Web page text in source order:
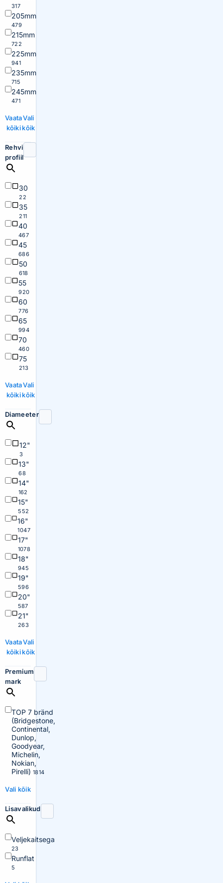
317
205mm
479
215mm
722
225mm
941
235mm
715
245mm
471
Vaata
kõiki
Vali
kõik
Rehvi
profiil
30
22
35
211
40
467
45
686
50
618
55
920
60
776
65
994
70
460
75
213
Vaata
kõiki
Vali
kõik
Diameeter
12"
3
13"
68
14"
162
15"
552
16"
1047
17"
1078
18"
945
19"
596
20"
587
21"
263
Vaata
kõiki
Vali
kõik
Premium
mark
TOP 7 bränd
(Bridgestone,
Continental,
Dunlop,
Goodyear,
Michelin,
Nokian,
Pirelli) 1814
Vali kõik
Lisavalikud
Veljekaitsega
23
Runflat
5